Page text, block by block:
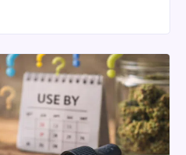
gran volumen,
total y pureza mediante